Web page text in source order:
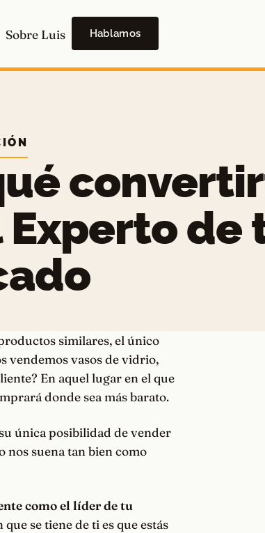
Sobre Luis Hablamos
Experto de
similares, el único
vendemos vasos de vidrio,
En aquel lugar en el que
donde sea más barato.
única posibilidad de vender
nos suena tan bien como
como el líder de tu
se tiene de ti es que estás